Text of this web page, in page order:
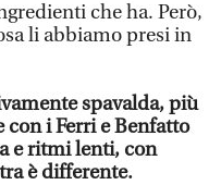
che ha. Però,
li abbiamo presi in
spavalda, più
con i Ferri e Benfatto
e ritmi lenti, con
è differente.